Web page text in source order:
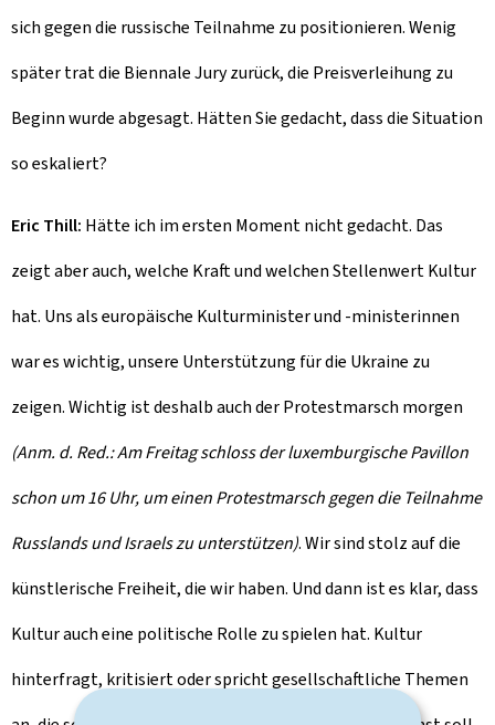
sich gegen die russische Teilnahme zu positionieren. Wenig
später trat die Biennale Jury zurück, die Preisverleihung zu
Beginn wurde abgesagt. Hätten Sie gedacht, dass die Situation
so eskaliert?
Eric Thill: Hätte ich im ersten Moment nicht gedacht. Das
zeigt aber auch, welche Kraft und welchen Stellenwert Kultur
hat. Uns als europäische Kulturminister und -ministerinnen
war es wichtig, unsere Unterstützung für die Ukraine zu
zeigen. Wichtig ist deshalb auch der Protestmarsch morgen
(Anm. d. Red.: Am Freitag schloss der luxemburgische Pavillon
schon um 16 Uhr, um einen Protestmarsch gegen die Teilnahme
Russlands und Israels zu unterstützen). Wir sind stolz auf die
künstlerische Freiheit, die wir haben. Und dann ist es klar, dass
Kultur auch eine politische Rolle zu spielen hat. Kultur
hinterfragt, kritisiert oder spricht gesellschaftliche Themen